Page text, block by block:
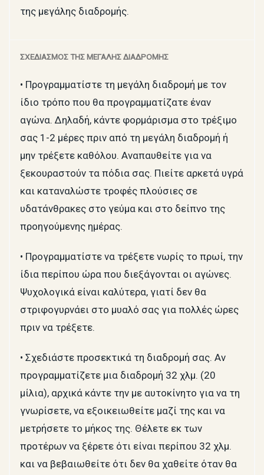
της μεγάλης διαδρομής.
ΣΧΕΔΙΑΣΜΟΣ ΤΗΣ ΜΕΓΑΛΗΣ ΔΙΑΔΡΟΜΗΣ
• Προγραμματίστε τη μεγάλη διαδρομή με τον
ίδιο τρόπο που θα προγραμματίζατε έναν
αγώνα. Δηλαδή, κάντε φορμάρισμα στο τρέξιμο
σας 1-2 μέρες πριν από τη μεγάλη διαδρομή ή
μην τρέξετε καθόλου. Αναπαυθείτε για να
ξεκουραστούν τα πόδια σας. Πιείτε αρκετά υγρά
και καταναλώστε τροφές πλούσιες σε
υδατάνθρακες στο γεύμα και στο δείπνο της
προηγούμενης ημέρας.
• Προγραμματίστε να τρέξετε νωρίς το πρωί, την
ίδια περίπου ώρα που διεξάγονται οι αγώνες.
Ψυχολογικά είναι καλύτερα, γιατί δεν θα
στριφογυρνάει στο μυαλό σας για πολλές ώρες
πριν να τρέξετε.
• Σχεδιάστε προσεκτικά τη διαδρομή σας. Αν
προγραμματίζετε μια διαδρομή 32 χλμ. (20
μίλια), αρχικά κάντε την με αυτοκίνητο για να τη
γνωρίσετε, να εξοικειωθείτε μαζί της και να
μετρήσετε το μήκος της. Θέλετε εκ των
προτέρων να ξέρετε ότι είναι περίπου 32 χλμ.
και να βεβαιωθείτε ότι δεν θα χαθείτε όταν θα